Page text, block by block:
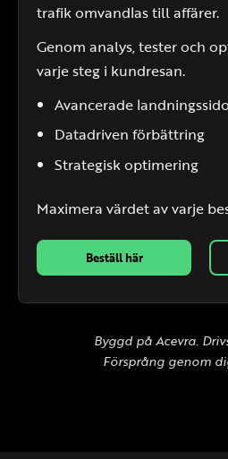
trafik omvandlas till affärer.
Genom analys, tester och
varje steg i kundresan.
Avancerade
Datadriven förbättring
Strategisk optimering
Maximera värdet av varje
Beställ här
Byggd på Acevra.
Försprång genom